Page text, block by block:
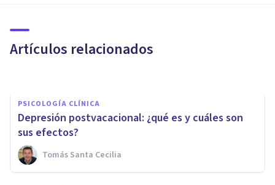
Artículos relacionados
causas y síntomas
PSICOLOGÍA CLÍNICA
Depresión postvacacional: ¿qué es y cuáles son
sus efectos?
Tomás Santa Cecilia